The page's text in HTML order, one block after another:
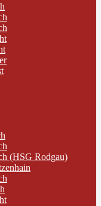
(HSG Rodgau)